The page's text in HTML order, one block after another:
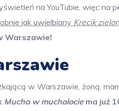
na YouTubie, więc na
jak uwielbiany Krecik
Warszawie!
w Warszawie, żoną,
Mucha w mucholocie ma już